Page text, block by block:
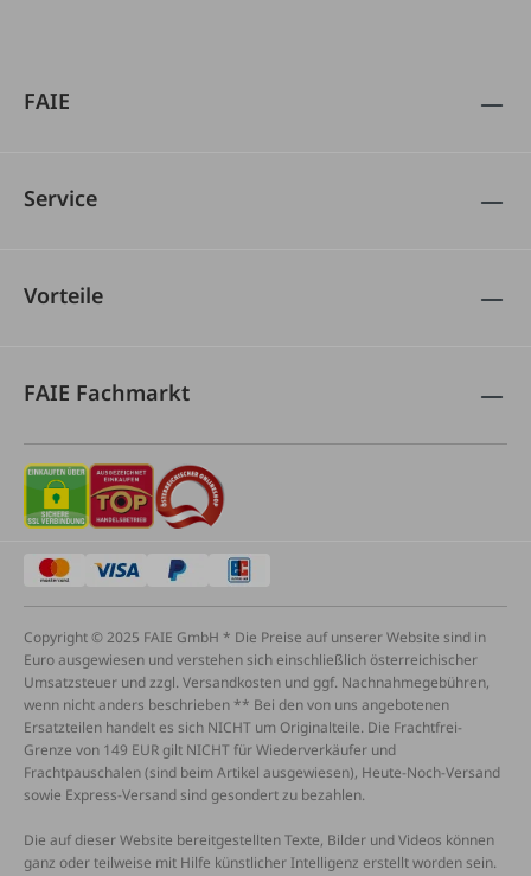
FAIE
Service
Vorteile
FAIE Fachmarkt
Copyright © 2025 FAIE GmbH * Die Preise auf unserer Website sind in
Euro ausgewiesen und verstehen sich einschließlich österreichischer
Umsatzsteuer und zzgl. Versandkosten und ggf. Nachnahmegebühren,
wenn nicht anders beschrieben ** Bei den von uns angebotenen
Ersatzteilen handelt es sich NICHT um Originalteile. Die Frachtfrei-
Grenze von 149 EUR gilt NICHT für Wiederverkäufer und
Frachtpauschalen (sind beim Artikel ausgewiesen), Heute-Noch-Versand
sowie Express-Versand sind gesondert zu bezahlen.
Die auf dieser Website bereitgestellten Texte, Bilder und Videos können
ganz oder teilweise mit Hilfe künstlicher Intelligenz erstellt worden sein.